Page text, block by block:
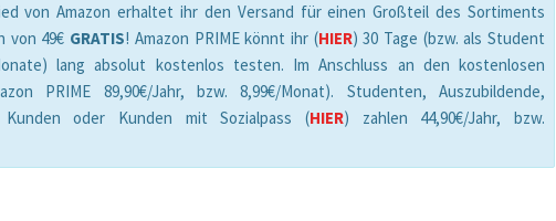
von Amazon erhaltet ihr den Versand für einen Großteil des Sortiments
von 49€ GRATIS! Amazon PRIME könnt ihr (HIER) 30 Tage (bzw. als Student
lang absolut kostenlos testen. Im Anschluss an den kostenlosen
PRIME 89,90€/Jahr, bzw. 8,99€/Monat). Studenten, Auszubildende,
Kunden oder Kunden mit Sozialpass (HIER) zahlen 44,90€/Jahr, bzw.